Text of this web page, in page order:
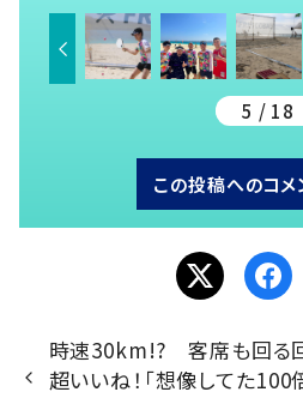
5 / 18
この投稿へのコメ
時速30km!? 客席も回る
超いいね！「想像してた100